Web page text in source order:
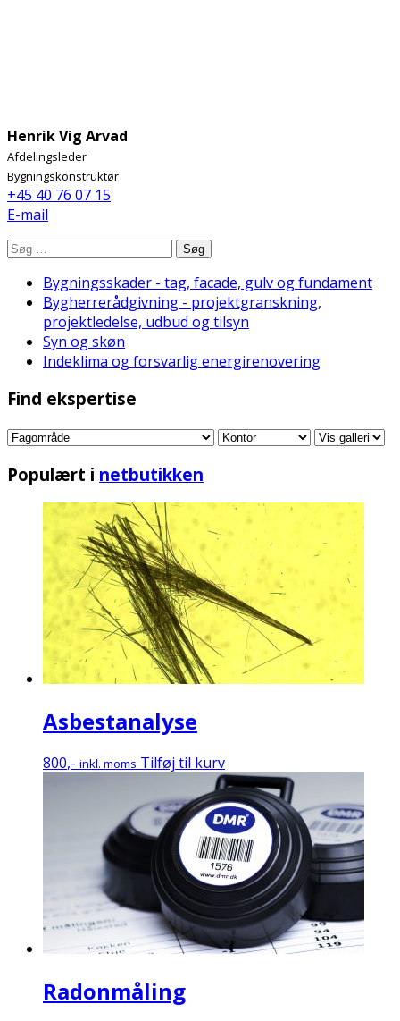
Henrik Vig Arvad
Afdelingsleder
Bygningskonstruktør
+45 40 76 07 15
E-mail
Søg
Bygningsskader - tag, facade, gulv og fundament
Bygherrerådgivning - projektgranskning,
projektledelse, udbud og tilsyn
Syn og skøn
Indeklima og forsvarlig energirenovering
Find ekspertise
Populært i netbutikken
Asbestanalyse
800,- inkl. moms Tilføj til kurv
Radonmåling